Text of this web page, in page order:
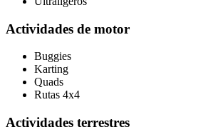
Actividades de motor
Buggies
Karting
Quads
Rutas 4x4
Actividades terrestres